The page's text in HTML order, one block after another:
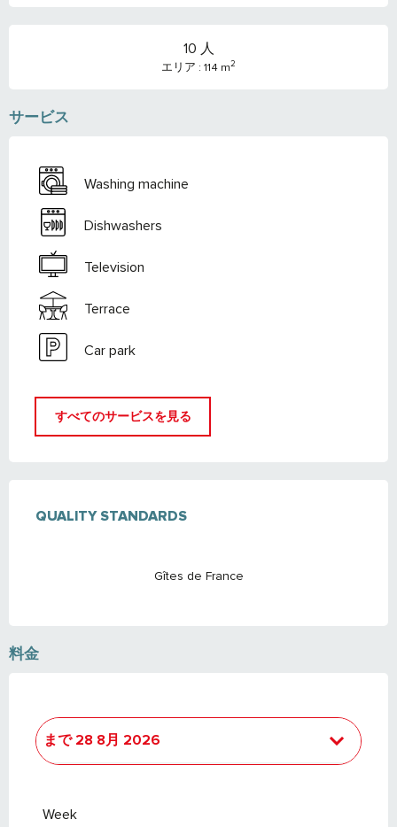
10 人
エリア : 114 m2
サービス
Washing machine
Dishwashers
Television
Terrace
Car park
すべてのサービスを見る
QUALITY STANDARDS
QUALITY STANDARDS
Gîtes de France
料金
まで28 8月 2026
Week